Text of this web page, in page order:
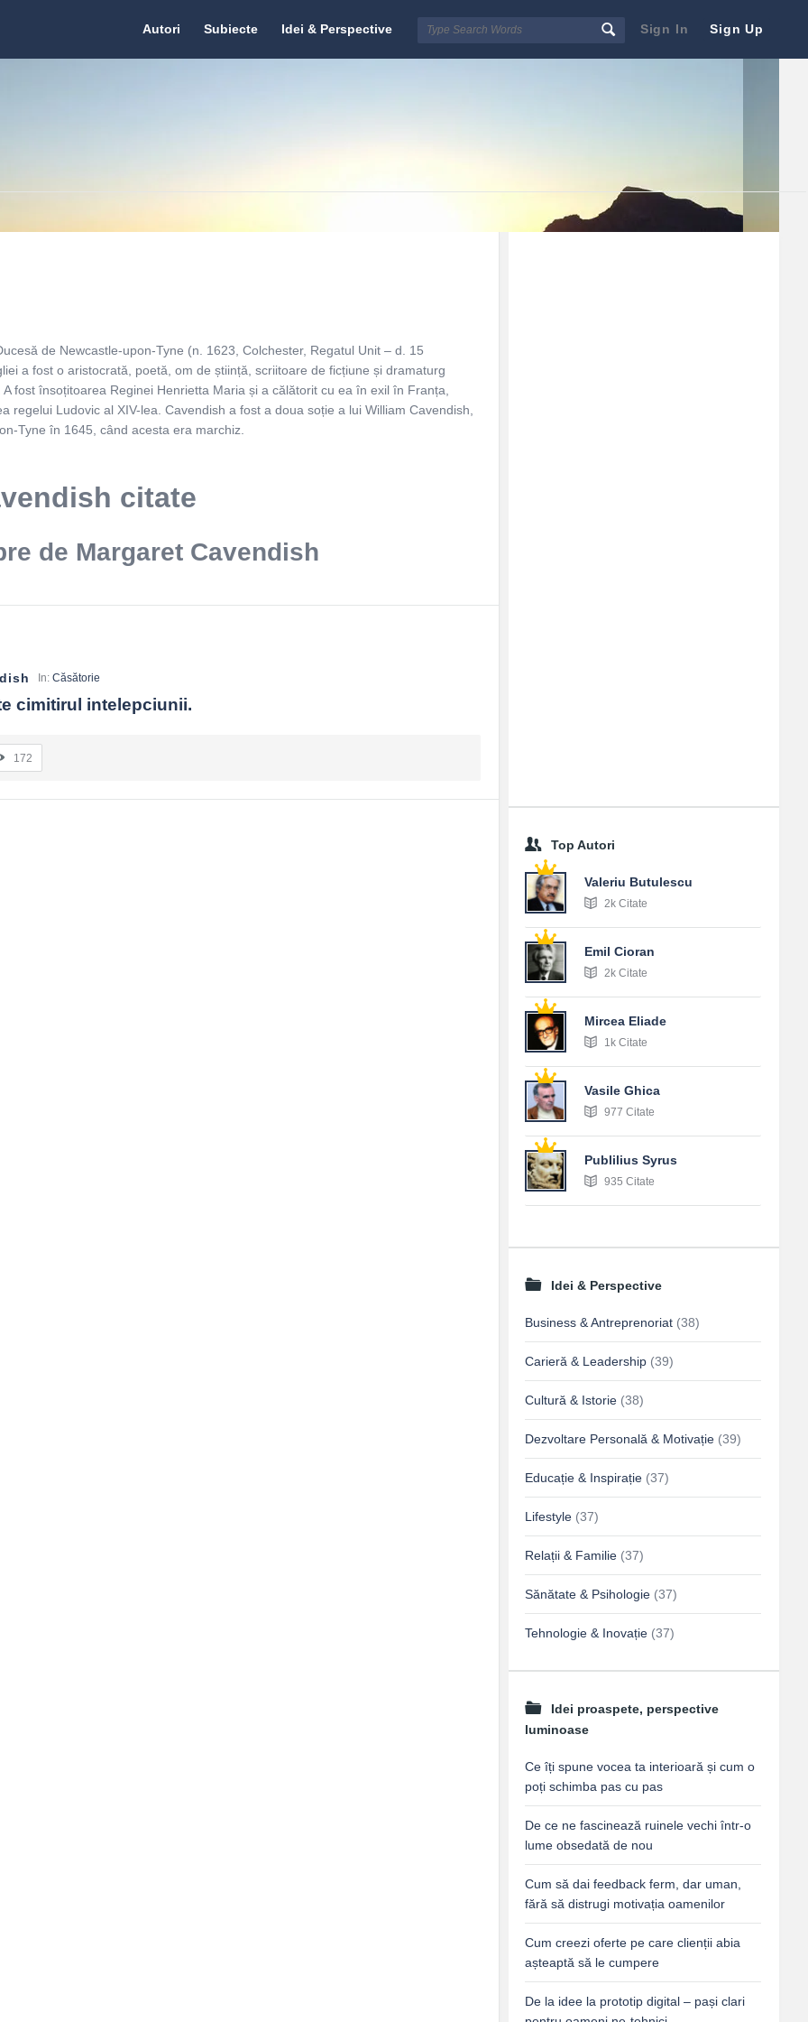
Sign In Sign Up
Citate.ro
Autori Subiecte Idei & Perspective
de Newcastle-upon-Tyne (n. 1623, Colchester, Regatul Unit – d. 15
a fost o aristocrată, poetă, om de știință, scriitoare de ficțiune și dramaturg
fost însoțitoarea Reginei Henrietta Maria și a călătorit cu ea în exil în Franța,
regelui Ludovic al XIV-lea. Cavendish a fost a doua soție a lui William Cavendish,
Tyne în 1645, când acesta era marchiz.
citate
de Margaret Cavendish
In:Căsătorie
cimitirul intelepciunii.
172
Top Autori
Valeriu Butulescu
2k Citate
Emil Cioran
2k Citate
Mircea Eliade
1k Citate
Vasile Ghica
977 Citate
Publilius Syrus
935 Citate
Idei & Perspective
Business & Antreprenoriat (38)
Carieră & Leadership (39)
Cultură & Istorie (38)
Dezvoltare Personală & Motivație (39)
Educație & Inspirație (37)
Lifestyle (37)
Relații & Familie (37)
Sănătate & Psihologie (37)
Tehnologie & Inovație (37)
Idei proaspete, perspective
luminoase
Ce îți spune vocea ta interioară și cum o
poți schimba pas cu pas
De ce ne fascinează ruinele vechi într-o
lume obsedată de nou
Cum să dai feedback ferm, dar uman,
fără să distrugi motivația oamenilor
Cum creezi oferte pe care clienții abia
așteaptă să le cumpere
De la idee la prototip digital – pași clari